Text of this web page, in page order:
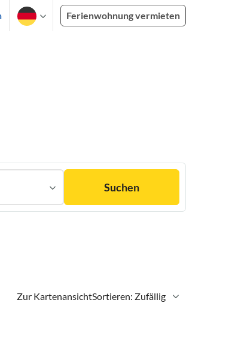
Ferienwohnung vermieten
Suchen
Zur KartenansichtSortieren: Zufällig